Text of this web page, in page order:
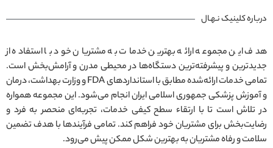
درباره کلینیک نـهـال
هدف این مجموعه ارائه بهترین خدمات به مشتریان خود با استفاده از
جدیدترین و پیشرفته‌ترین دستگاه‌ها در محیطی مدرن و آرامش‌بخش است.
تمامی خدمات ارائه‌شده مطابق با استانداردهای FDA و وزارت بهداشت، درمان
و آموزش پزشکی جمهوری اسلامی ایران انجام می‌شود. این مجموعه همواره
در تلاش است تا با ارتقاء سطح کیفی خدمات، تجربه‌ای منحصر به فرد و
رضایت‌بخش برای مشتریان خود فراهم کند. تمامی فرآیندها با هدف تضمین
سلامت و رفاه مشتریان به بهترین شکل ممکن پیش می‌رود.